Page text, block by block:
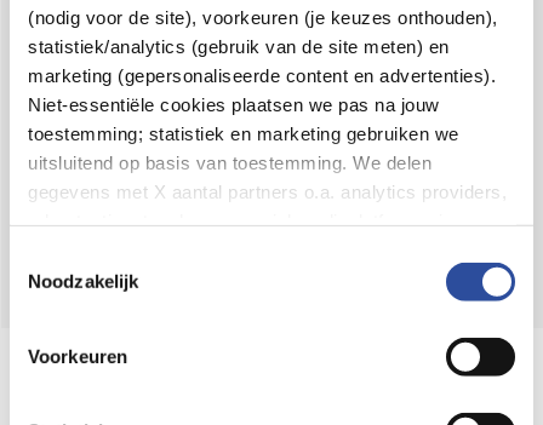
(nodig voor de site), voorkeuren (je keuzes onthouden),
statistiek/analytics (gebruik van de site meten) en
marketing (gepersonaliseerde content en advertenties).
Niet-essentiële cookies plaatsen we pas na jouw
toestemming; statistiek en marketing gebruiken we
uitsluitend op basis van toestemming. We delen
gegevens met X aantal partners o.a. analytics providers,
en de bewaartermijnen per categorie. Je kunt je keuze op
gegevensverwerking staat in de
Privacyverklaring
Noodzakelijk
Voorkeuren
Over DA
Klantenservice
Assortiment
VolgDAop:
Online aanbieder medicijnen